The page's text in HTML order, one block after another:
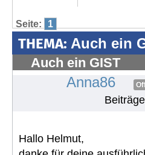
Seite: 1
THEMA: Auch ein
Auch ein GIST
Anna86
Hallo Helmut,